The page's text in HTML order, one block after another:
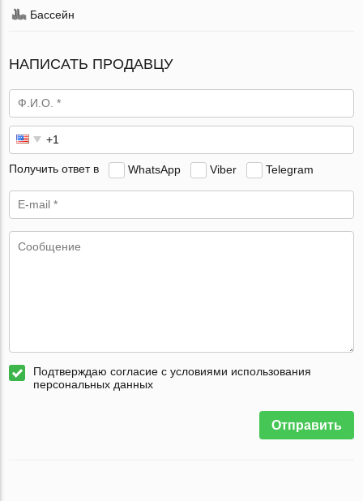
Бассейн
НАПИСАТЬ ПРОДАВЦУ
Получить ответ в WhatsApp Viber Telegram
Подтверждаю согласие с условиями использования
персональных данных
Отправить